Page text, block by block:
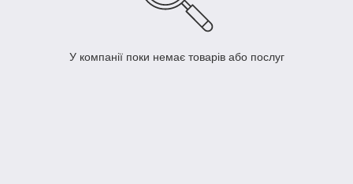
У компанії поки немає товарів або послуг